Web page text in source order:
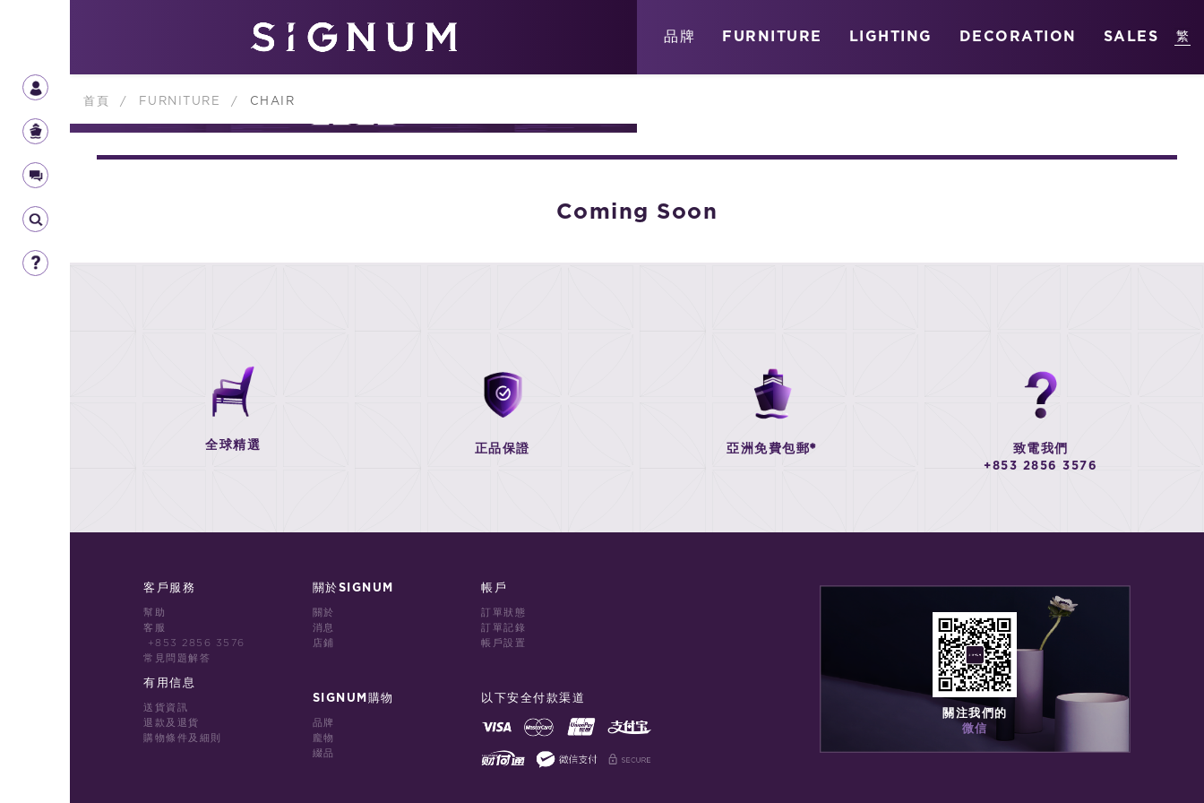
品牌 FURNITURE LIGHTING DECORATION SALES
首頁 / FURNITURE / CHAIR
FURNITURE
Coming Soon
全球精選 正品保證 亞洲免費包郵* 致電我們
+853 2856 3576
客戶服務
幫助
客服
+853 2856 3576
常見問題解答
有用信息
送貨資訊
退款及退貨
購物條件及細則
關於SIGNUM
關於
消息
店鋪
SIGNUM購物
品牌
龐物
綴品
帳戶
訂單狀態
訂單記錄
帳戶設置
以下安全付款渠道
關注我們的
微信